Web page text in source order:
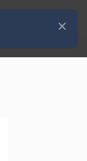
Zamknij